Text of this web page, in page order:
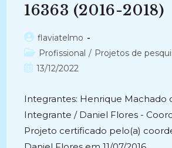
16363 (2016-2018)
Autor
do
post:
flaviatelmo
Categoria
do
Profissional / Projetos de
Post13/12/2022
Integrantes: Henrique Machado
Integrante / Daniel Flores -
Projeto certificado pelo(a)